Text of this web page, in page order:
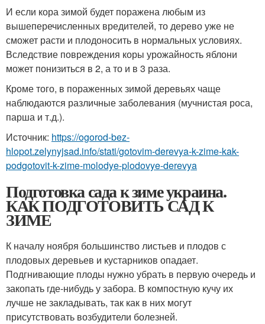
И если кора зимой будет поражена любым из
вышеперечисленных вредителей, то дерево уже не
сможет расти и плодоносить в нормальных условиях.
Вследствие повреждения коры урожайность яблони
может понизиться в 2, а то и в 3 раза.
Кроме того, в пораженных зимой деревьях чаще
наблюдаются различные заболевания (мучнистая роса,
парша и т.д.).
Источник: https://ogorod-bez-
hlopot.zelynyjsad.info/stati/gotovim-derevya-k-zime-kak-
podgotovit-k-zime-molodye-plodovye-derevya
Подготовка сада к зиме украина.
КАК ПОДГОТОВИТЬ САД К
ЗИМЕ
К началу ноября большинство листьев и плодов с
плодовых деревьев и кустарников опадает.
Подгнивающие плоды нужно убрать в первую очередь и
закопать где-нибудь у забора. В компостную кучу их
лучше не закладывать, так как в них могут
присутствовать возбудители болезней.